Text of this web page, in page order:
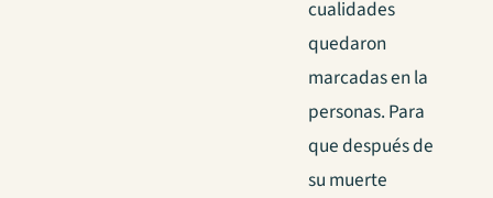
cualidades
quedaron
marcadas en la
personas. Para
que después de
su muerte